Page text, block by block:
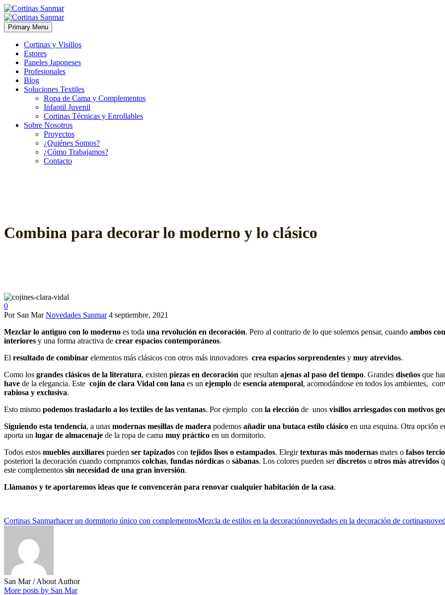
Primary Menu
Cortinas y Visillos
Estores
Paneles Japoneses
Profesionales
Blog
Soluciones Textiles
Ropa de Cama y Complementos
Infantil Juvenil
Cortinas Técnicas y Enrollables
Sobre Nosotros
Proyectos
¿Quiénes Somos?
¿Cómo Trabajamos?
Contacto
Combina para decorar lo moderno y lo clásico
0
Por San Mar Novedades Sanmar 4 septiembre, 2021
Mezclar lo antiguo con lo moderno es toda una revolución en decoración. Pero al contrario de lo que solemos pensar, cuando ambos
interiores y una forma atractiva de crear espacios contemporáneos.
El resultado de combinar elementos más clásicos con otros más innovadores crea espacios sorprendentes y muy atrevidos.
Como los grandes clásicos de la literatura, existen piezas en decoración que resultan ajenas al paso del tiempo. Grandes diseños que
have de la elegancia. Este cojín de clara Vidal con lana es un ejemplo de esencia atemporal, acomodándose en todos los ambientes,
rabiosa y exclusiva.
Esto mismo podemos trasladarlo a los textiles de las ventanas. Por ejemplo con la elección de unos visillos arriesgados con motivos
Siguiendo esta tendencia, a unas modernas mesillas de madera podemos añadir una butaca estilo clásico en una esquina. Otra opción
aporta un lugar de almacenaje de la ropa de cama muy práctico en un dormitorio.
Todos estos muebles auxiliares pueden ser tapizados con tejidos lisos o estampados. Elegirtexturas más modernas mates o falsos
posteriori la decoración cuando compramos colchas, fundas nórdicas o sábanas. Los colores pueden serdiscretos u otros más atrevidos
este complementos sin necesidad de una gran inversión.
Llámanos y te aportaremos ideas que te convencerán para renovar cualquier habitación de la casa.
Cortinas Sanmarhacer un dormitorio único con complementosMezcla de estilos en la decoraciónnovedades en la decoración de cortinas
San Mar/ About Author
More posts by San Mar